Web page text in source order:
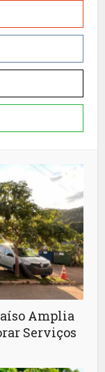
Amplia
Serviços